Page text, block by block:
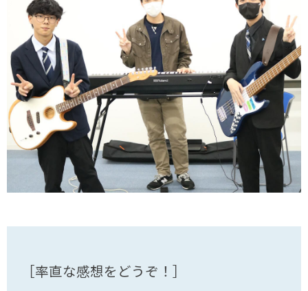
［率直な感想をどうぞ！］